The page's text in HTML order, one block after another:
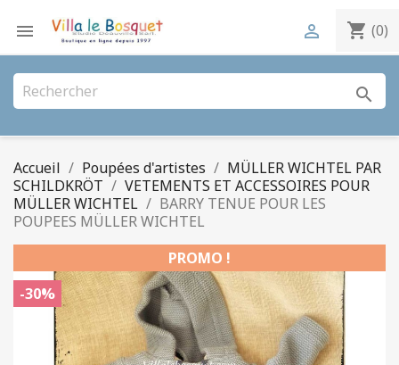
 shopping_cart (0)

search
Accueil Poupées d'artistes
MÜLLER WICHTEL PAR
SCHILDKRÖT
VETEMENTS ET ACCESSOIRES POUR
MÜLLER WICHTEL
BARRY TENUE POUR LES
POUPEES MÜLLER WICHTEL
PROMO !
-30%